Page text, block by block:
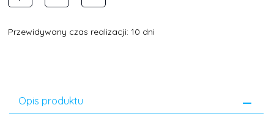
Przewidywany czas realizacji: 10 dni
Opis produktu